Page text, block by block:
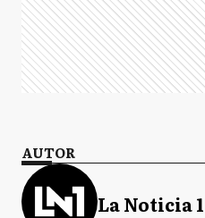
AUTOR
La Noticia 1